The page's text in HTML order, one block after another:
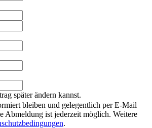
später ändern kannst.
bleiben und gelegentlich per E-Mail
Abmeldung ist jederzeit möglich. Weitere
.